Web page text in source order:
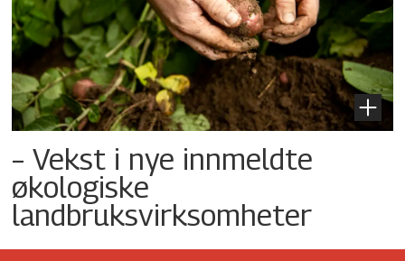
– Vekst i nye innmeldte
økologiske
landbruksvirksomheter